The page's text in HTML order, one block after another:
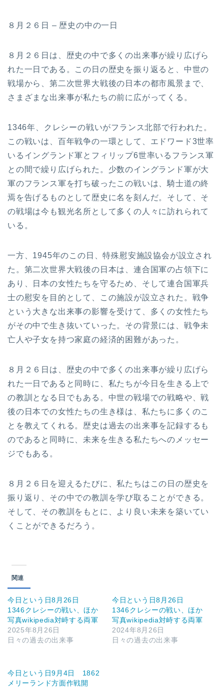
８月２６日 – 歴史の中の一日
８月２６日は、歴史の中で多くの出来事が繰り広げら
れた一日である。この日の歴史を振り返ると、中世の
戦場から、第二次世界大戦後の日本の都市風景まで、
さまざまな出来事が私たちの前に広がってくる。
1346年、クレシーの戦いがフランス北部で行われた。
この戦いは、百年戦争の一環として、エドワード3世率
いるイングランド軍とフィリップ6世率いるフランス軍
との間で繰り広げられた。少数のイングランド軍が大
軍のフランス軍を打ち破ったこの戦いは、騎士道の終
焉を告げるものとして歴史に名を刻んだ。そして、そ
の戦場は今も観光名所として多くの人々に訪れられて
いる。
一方、1945年のこの日、特殊慰安施設協会が設立され
た。第二次世界大戦後の日本は、連合国軍の占領下に
あり、日本の女性たちを守るため、そして連合国軍兵
士の慰安を目的として、この施設が設立された。戦争
という大きな出来事の影響を受けて、多くの女性たち
がその中で生き抜いていった。その背景には、戦争未
亡人や子女を持つ家庭の経済的困難があった。
８月２６日は、歴史の中で多くの出来事が繰り広げら
れた一日であると同時に、私たちが今日を生きる上で
の教訓となる日でもある。中世の戦場での戦略や、戦
後の日本での女性たちの生き様は、私たちに多くのこ
とを教えてくれる。歴史は過去の出来事を記録するも
のであると同時に、未来を生きる私たちへのメッセー
ジでもある。
８月２６日を迎えるたびに、私たちはこの日の歴史を
振り返り、その中での教訓を学び取ることができる。
そして、その教訓をもとに、より良い未来を築いてい
くことができるだろう。
関連
今日という日8月26日
1346クレシーの戦い、ほか
写真wikipedia対峙する両軍
2025年8月26日
日々の過去の出来事
今日という日8月26日
1346クレシーの戦い、ほか
写真wikipedia対峙する両軍
2024年8月26日
日々の過去の出来事
今日という日9月4日 1862
メリーランド方面作戦開